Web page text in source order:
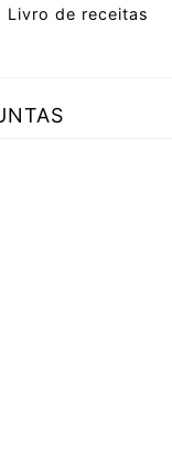
Livro de receitas